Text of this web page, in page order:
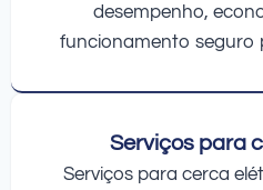
desempenho,
funcionamento seguro
Serviços para
Serviços para cerca